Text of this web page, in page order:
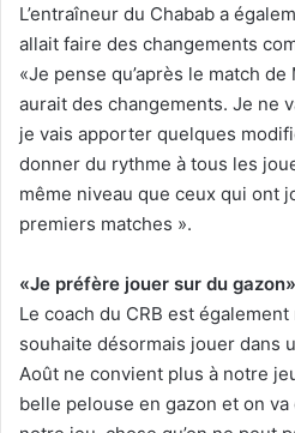
L’entraîneur du Chabab a
allait faire des changements
«Je pense qu’après le match de
aurait des changements. Je ne
je vais apporter quelques
donner du rythme à tous les
même niveau que ceux qui ont
premiers matches ».
«Je préfère jouer sur du gazon»
Le coach du CRB est
souhaite désormais jouer dans
Août ne convient plus à notre
belle pelouse en gazon et on